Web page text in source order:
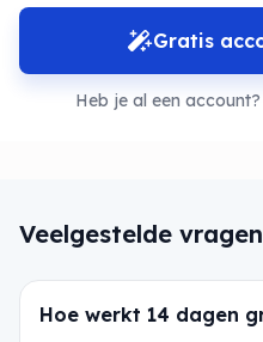
Gratis
Heb je al een account?
Veelgestelde vragen
Hoe werkt 14 dagen